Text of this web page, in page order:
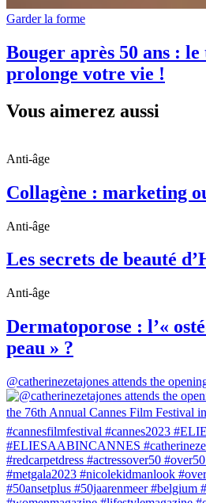
Garder la forme
Bouger après 50 ans :
prolonge votre vie !
Vous aimerez aussi
Anti-âge
Collagène : marketing
Anti-âge
Les secrets de beauté
Anti-âge
Dermatoporose : l’«
peau » ?
@catherinezetajones attends the